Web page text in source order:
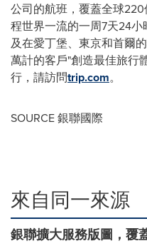
公司的航班，覆蓋全球
程世界一流的一周7天24
及在愛丁堡、東京和首爾
萬計的客戶"創造最佳旅行
行，請訪問trip.com。
SOURCE 銀聯國際
來自同一來源
銀聯擴大服務版圖，覆